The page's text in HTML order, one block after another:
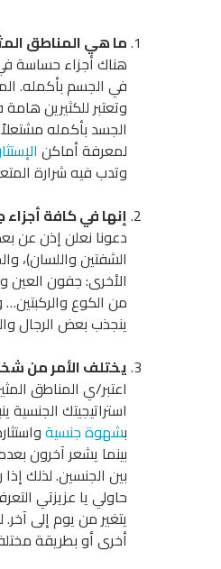
ما هي المناطق
هناك أجزاء حساسة
في الجسم بأكمله.
وتعتبر للكثيرين
الجسد بأكمله
لمعرفة أماكن
وتدب فيه شرارة
إنها في كافة
دعونا نعلن إذن عن
الشفتين واللسان)،
الأخرى: جفون العين
من الكوع
ينجذب بعض الرجال
يختلف الأمر من
اعتبر/ي المناطق
استراتيجيتك
بشهوة جنسية
بينما يشعر آخرون
بين الجنسين. لذلك
حاولي يا عزيزتي
يتغير من يوم إلى
أخرى أو بطريقة